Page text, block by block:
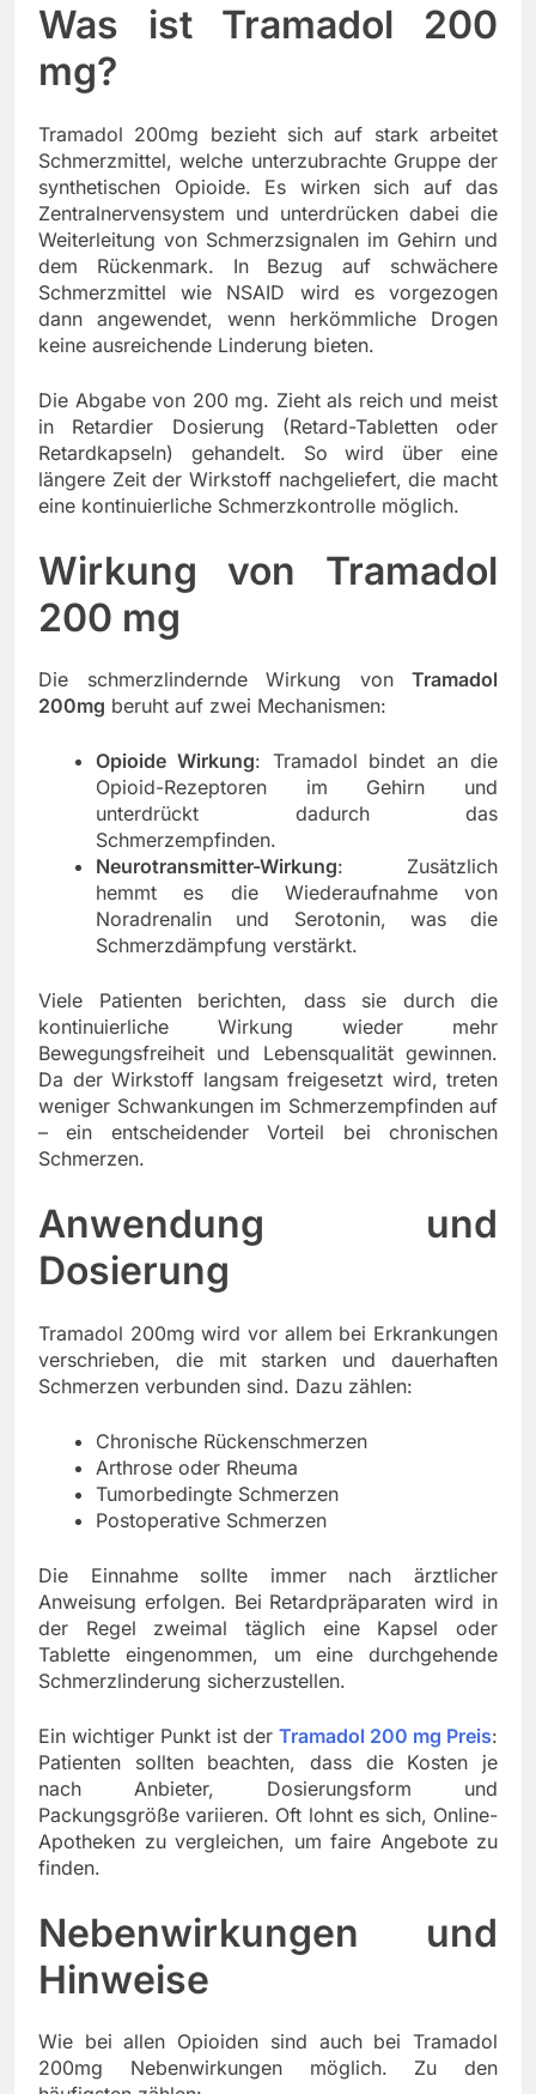
Was ist Tramadol 200
mg?
Tramadol 200mg bezieht sich auf stark arbeitet
Schmerzmittel, welche unterzubrachte Gruppe der
synthetischen Opioide. Es wirken sich auf das
Zentralnervensystem und unterdrücken dabei die
Weiterleitung von Schmerzsignalen im Gehirn und
dem Rückenmark. In Bezug auf schwächere
Schmerzmittel wie NSAID wird es vorgezogen
dann angewendet, wenn herkömmliche Drogen
keine ausreichende Linderung bieten.
Die Abgabe von 200 mg. Zieht als reich und meist
in Retardier Dosierung (Retard-Tabletten oder
Retardkapseln) gehandelt. So wird über eine
längere Zeit der Wirkstoff nachgeliefert, die macht
eine kontinuierliche Schmerzkontrolle möglich.
Wirkung von Tramadol
200 mg
Die schmerzlindernde Wirkung von Tramadol
200mg beruht auf zwei Mechanismen:
Opioide Wirkung: Tramadol bindet an die
Opioid-Rezeptoren im Gehirn und
unterdrückt dadurch das
Schmerzempfinden.
Neurotransmitter-Wirkung: Zusätzlich
hemmt es die Wiederaufnahme von
Noradrenalin und Serotonin, was die
Schmerzdämpfung verstärkt.
Viele Patienten berichten, dass sie durch die
kontinuierliche Wirkung wieder mehr
Bewegungsfreiheit und Lebensqualität gewinnen.
Da der Wirkstoff langsam freigesetzt wird, treten
weniger Schwankungen im Schmerzempfinden auf
– ein entscheidender Vorteil bei chronischen
Schmerzen.
Anwendung und
Dosierung
Tramadol 200mg wird vor allem bei Erkrankungen
verschrieben, die mit starken und dauerhaften
Schmerzen verbunden sind. Dazu zählen:
Chronische Rückenschmerzen
Arthrose oder Rheuma
Tumorbedingte Schmerzen
Postoperative Schmerzen
Die Einnahme sollte immer nach ärztlicher
Anweisung erfolgen. Bei Retardpräparaten wird in
der Regel zweimal täglich eine Kapsel oder
Tablette eingenommen, um eine durchgehende
Schmerzlinderung sicherzustellen.
Ein wichtiger Punkt ist der Tramadol 200 mg Preis:
Patienten sollten beachten, dass die Kosten je
nach Anbieter, Dosierungsform und
Packungsgröße variieren. Oft lohnt es sich, Online-
Apotheken zu vergleichen, um faire Angebote zu
finden.
Nebenwirkungen und
Hinweise
Wie bei allen Opioiden sind auch bei Tramadol
200mg Nebenwirkungen möglich. Zu den